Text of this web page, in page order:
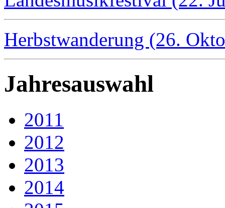
Herbstwanderung (26.
Jahresauswahl
2011
2012
2013
2014